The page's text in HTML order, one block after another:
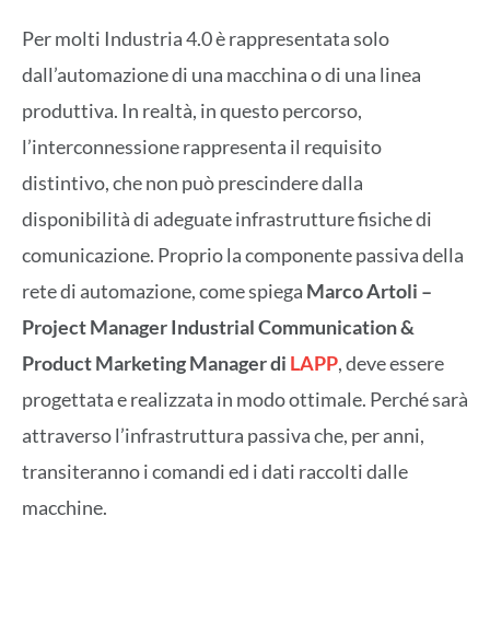
Per molti Industria 4.0 è rappresentata solo
dall’automazione di una macchina o di una linea
produttiva. In realtà, in questo percorso,
l’interconnessione rappresenta il requisito
distintivo, che non può prescindere dalla
disponibilità di adeguate infrastrutture fisiche di
comunicazione. Proprio la componente passiva della
rete di automazione, come spiega Marco Artoli –
Project Manager Industrial Communication &
Product Marketing Manager di LAPP, deve essere
progettata e realizzata in modo ottimale. Perché sarà
attraverso l’infrastruttura passiva che, per anni,
transiteranno i comandi ed i dati raccolti dalle
macchine.